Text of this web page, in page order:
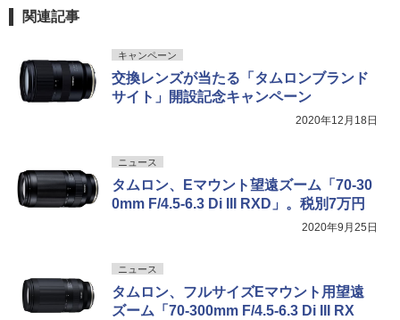
関連記事
キャンペーン
交換レンズが当たる「タムロンブランド
サイト」開設記念キャンペーン
2020年12月18日
ニュース
タムロン、Eマウント望遠ズーム「70-30
0mm F/4.5-6.3 Di III RXD」。税別7万円
2020年9月25日
ニュース
タムロン、フルサイズEマウント用望遠
ズーム「70-300mm F/4.5-6.3 Di III RX